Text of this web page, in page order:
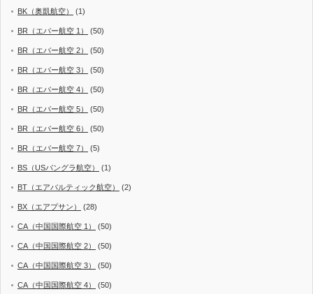
BK（奥凱航空） (1)
BR（エバー航空 1） (50)
BR（エバー航空 2） (50)
BR（エバー航空 3） (50)
BR（エバー航空 4） (50)
BR（エバー航空 5） (50)
BR（エバー航空 6） (50)
BR（エバー航空 7） (5)
BS（USバングラ航空） (1)
BT（エアバルティック航空） (2)
BX（エアプサン） (28)
CA（中国国際航空 1） (50)
CA（中国国際航空 2） (50)
CA（中国国際航空 3） (50)
CA（中国国際航空 4） (50)